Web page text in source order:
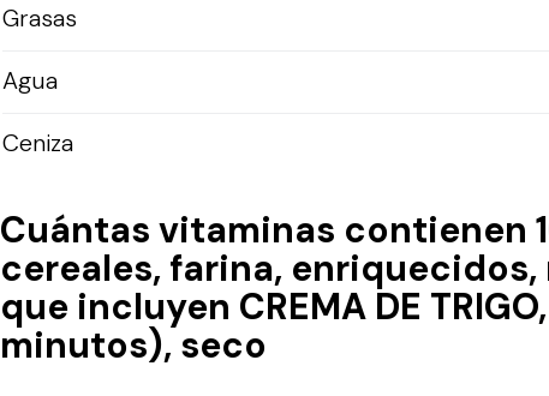
Grasas
Agua
Ceniza
Cuántas vitaminas contienen
cereales, farina,
que incluyen CREMA DE
minutos), seco